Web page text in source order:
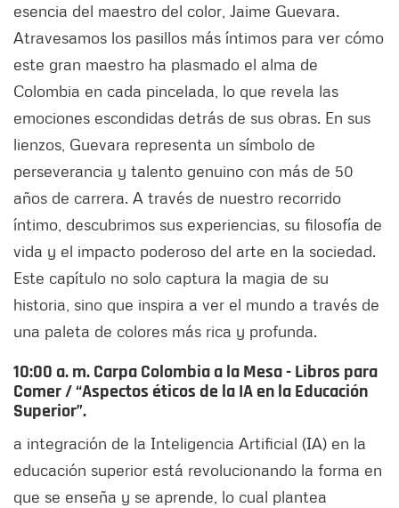
esencia del maestro del color, Jaime Guevara.
Atravesamos los pasillos más íntimos para ver cómo
este gran maestro ha plasmado el alma de
Colombia en cada pincelada, lo que revela las
emociones escondidas detrás de sus obras. En sus
lienzos, Guevara representa un símbolo de
perseverancia y talento genuino con más de 50
años de carrera. A través de nuestro recorrido
íntimo, descubrimos sus experiencias, su filosofía de
vida y el impacto poderoso del arte en la sociedad.
Este capítulo no solo captura la magia de su
historia, sino que inspira a ver el mundo a través de
una paleta de colores más rica y profunda.
10:00 a. m. Carpa Colombia a la Mesa - Libros para
Comer / “Aspectos éticos de la IA en la Educación
Superior”.
a integración de la Inteligencia Artificial (IA) en la
educación superior está revolucionando la forma en
que se enseña y se aprende, lo cual plantea